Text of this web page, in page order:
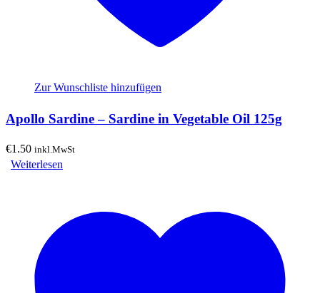
Zur Wunschliste hinzufügen
Apollo Sardine – Sardine in Vegetable Oil 125g
€1.50 inkl.MwSt
Weiterlesen